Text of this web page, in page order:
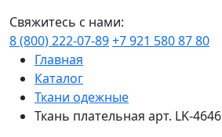
Свяжитесь с нами:
8 (800) 222-07-89+7 921 580 87 80
Главная
Каталог
Ткани одежные
Ткань плательная арт. LK-4646